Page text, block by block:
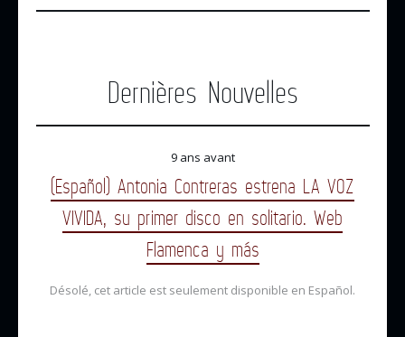
Dernières Nouvelles
9 ans avant
(Español) Antonia Contreras estrena LA VOZ
VIVIDA, su primer disco en solitario. Web
Flamenca y más
Désolé, cet article est seulement disponible en Español.